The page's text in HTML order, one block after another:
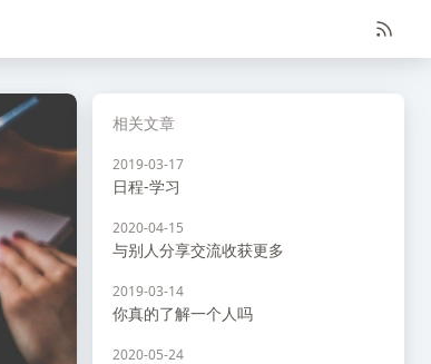
相关文章
2019-03-17
日程-学习
2020-04-15
与别人分享交流收获更多
2019-03-14
你真的了解一个人吗
2020-05-24